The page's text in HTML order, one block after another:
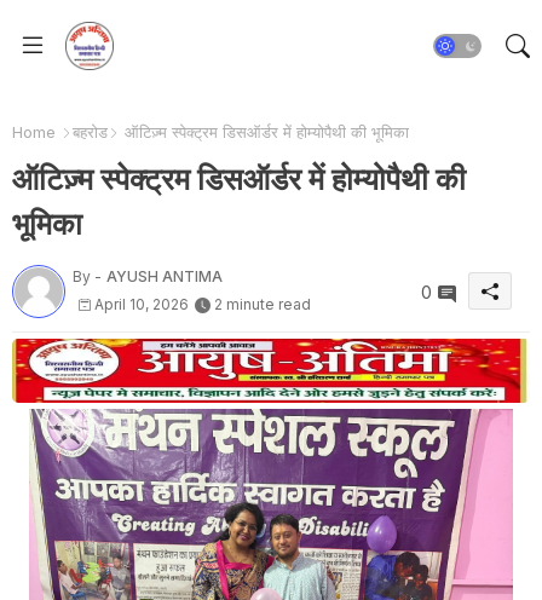
Home बहरोड ऑटिज़्म स्पेक्ट्रम डिसऑर्डर में होम्योपैथी की भूमिका
ऑटिज़्म स्पेक्ट्रम डिसऑर्डर में होम्योपैथी की
भूमिका
By - AYUSH ANTIMA
April 10, 2026
2 minute read
0